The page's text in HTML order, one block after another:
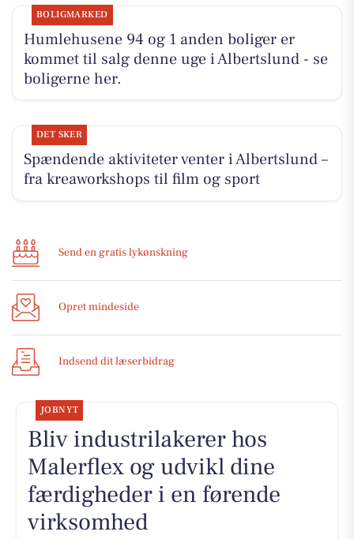
BOLIGMARKED
Humlehusene 94 og 1 anden boliger er
kommet til salg denne uge i Albertslund - se
boligerne her.
DET SKER
Spændende aktiviteter venter i Albertslund –
fra kreaworkshops til film og sport
Send en gratis lykønskning
Opret mindeside
Indsend dit læserbidrag
JOBNYT
Bliv industrilakerer hos
Malerflex og udvikl dine
færdigheder i en førende
virksomhed